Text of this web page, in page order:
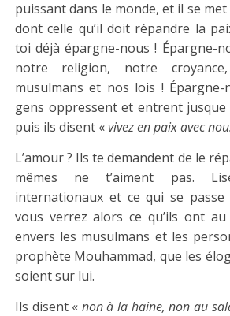
puissant dans le monde, et il se
dont celle qu’il doit répandre la
toi déjà épargne-nous ! Épargne-
notre religion, notre
musulmans et nos lois !
gens oppressent et entrent jusque
puis ils disent «vivez en paix avec
L’amour ? Ils te demandent de le
mêmes ne t’aiment pas.
internationaux et ce qui se
vous verrez alors ce qu’ils ont au
envers les musulmans et les
prophète Mouhammad, que les
soient sur lui.
Ils disent « non à la haine, non au